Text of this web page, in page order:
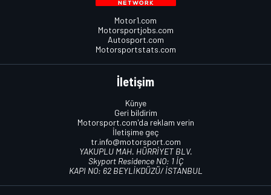
Motor1.com
Motorsportjobs.com
Autosport.com
Motorsportstats.com
İletişim
Künye
Geri bildirim
Motorsport.com'da reklam verin
İletişime geç
tr.info@motorsport.com
YAKUPLU MAH. HÜRRİYET BLV.
Skyport Residence NO: 1 İÇ
KAPI NO: 62 BEYLİKDÜZÜ/ İSTANBUL